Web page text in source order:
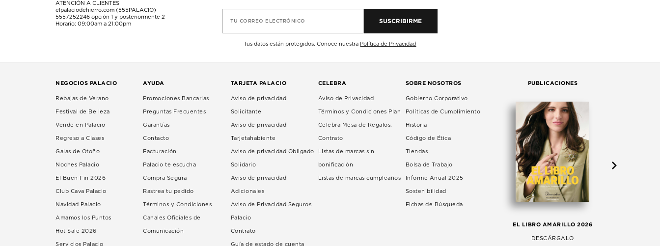
ATENCIÓN A CLIENTES
elpalaciodehierro.com (555PALACIO)
5557252246 opción 1 y posteriormente 2
Horario: 09:00am a 21:00pm
TU CORREO ELECTRÓNICO SUSCRIBIRME
Tus datos están protegidos. Conoce nuestra Política de Privacidad
NEGOCIOS PALACIO
Rebajas de Verano
Festival de Belleza
Vende en Palacio
Regreso a Clases
Galas de Otoño
Noches Palacio
El Buen Fin 2026
Club Cava Palacio
Navidad Palacio
Amamos los Puntos
Hot Sale 2026
Servicios Palacio
AYUDA
Promociones Bancarias
Preguntas Frecuentes
Garantías
Contacto
Facturación
Palacio te escucha
Compra Segura
Rastrea tu pedido
Términos y Condiciones
Canales Oficiales de
Comunicación
TARJETA PALACIO
Aviso de privacidad
Solicitante
Aviso de privacidad
Tarjetahabiente
Aviso de privacidad Obligado
Solidario
Aviso de privacidad
Adicionales
Aviso de Privacidad Seguros
Palacio
Contrato
Guía de estado de cuenta
CELEBRA
Aviso de Privacidad
Términos y Condiciones Plan
Celebra Mesa de Regalos.
Contrato
Listas de marcas sin
bonificación
Listas de marcas cumpleaños
SOBRE NOSOTROS
Gobierno Corporativo
Políticas de Cumplimiento
Historia
Código de Ética
Tiendas
Bolsa de Trabajo
Informe Anual 2025
Sostenibilidad
Fichas de Búsqueda
PUBLICACIONES
EL LIBRO AMARILLO 2026
DESCÁRGALO